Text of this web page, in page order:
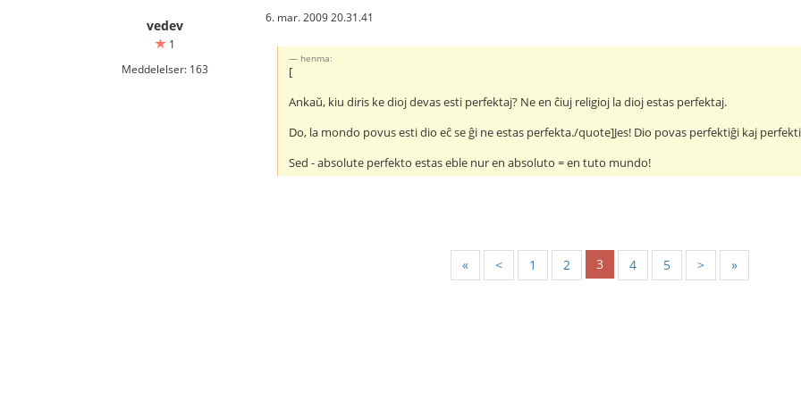
vedev
1
Meddelelser: 163
6. mar. 2009 20.31.41
henma:
[
Ankaŭ, kiu diris ke dioj devas esti perfektaj? Ne en ĉiuj religioj la dioj estas perfektaj.
Do, la mondo povus esti dio eĉ se ĝi ne estas perfekta./quote]Jes! Dio povas perfektiĝi kaj
Sed - absolute perfekto estas eble nur en absoluto = en tuto mundo!
« < 1 2 3 4 5 > »